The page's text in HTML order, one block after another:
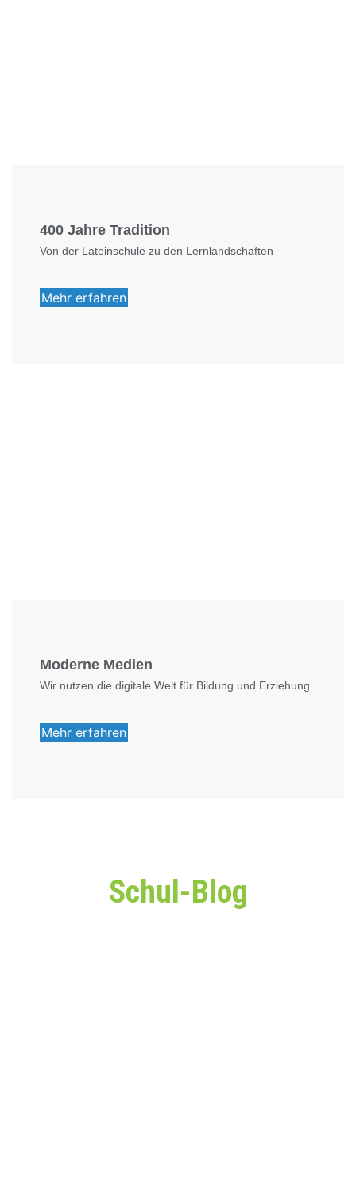
400 Jahre Tradition
Von der Lateinschule zu den Lernlandschaften
Mehr erfahren
Moderne Medien
Wir nutzen die digitale Welt für Bildung und Erziehung
Mehr erfahren
Schul-Blog